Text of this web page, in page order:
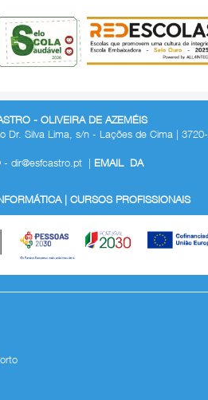
- OLIVEIRA DE AZEMÉIS
Dr. Silva Lima, s/n - Lações de Cima | 3720-
- dir@esfcastro.pt | EMAIL DA
| CURSOS PROFISSIONAIS